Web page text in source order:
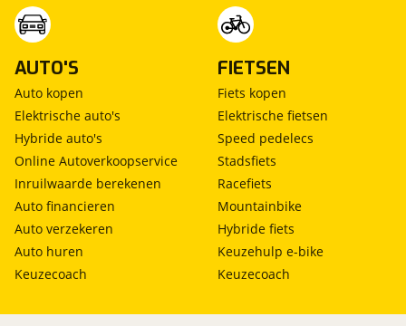
AUTO'S
Auto kopen
Elektrische auto's
Hybride auto's
Online Autoverkoopservice
Inruilwaarde berekenen
Auto financieren
Auto verzekeren
Auto huren
Keuzecoach
FIETSEN
Fiets kopen
Elektrische fietsen
Speed pedelecs
Stadsfiets
Racefiets
Mountainbike
Hybride fiets
Keuzehulp e-bike
Keuzecoach